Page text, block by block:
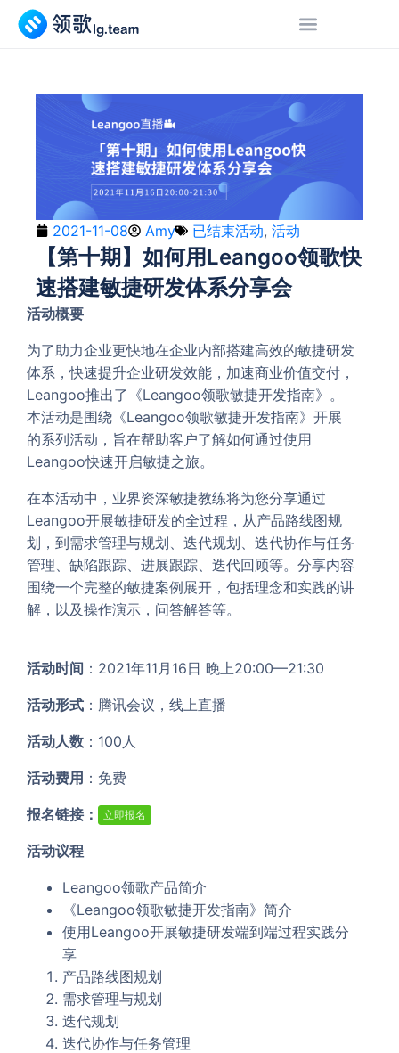
2021-11-08 Amy 已结束活动, 活动
【第十期】如何用Leangoo领歌快
速搭建敏捷研发体系分享会
活动概要
为了助力企业更快地在企业内部搭建高效的敏捷研发
体系，快速提升企业研发效能，加速商业价值交付，
Leangoo推出了《Leangoo领歌敏捷开发指南》。
本活动是围绕《Leangoo领歌敏捷开发指南》开展
的系列活动，旨在帮助客户了解如何通过使用
Leangoo快速开启敏捷之旅。
在本活动中，业界资深敏捷教练将为您分享通过
Leangoo开展敏捷研发的全过程，从产品路线图规
划，到需求管理与规划、迭代规划、迭代协作与任务
管理、缺陷跟踪、进展跟踪、迭代回顾等。分享内容
围绕一个完整的敏捷案例展开，包括理念和实践的讲
解，以及操作演示，问答解答等。
活动时间 ：2021年11月16日 晚上20:00—21:30
活动形式 ：腾讯会议，线上直播
活动人数 ：100人
活动费用 ：免费
报名链接： 立即报名
活动议程
Leangoo领歌产品简介
《Leangoo领歌敏捷开发指南》简介
使用Leangoo开展敏捷研发端到端过程实践分
享
产品路线图规划
需求管理与规划
迭代规划
迭代协作与任务管理